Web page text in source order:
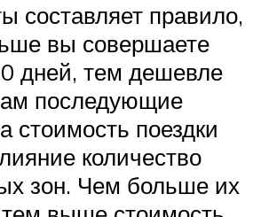
составляет правило,
вы совершаете
дней, тем дешевле
последующие
стоимость поездки
количество
зон. Чем больше их